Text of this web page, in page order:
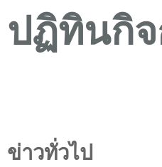
ปฏิทินกิ
ข่าวทั่วไป